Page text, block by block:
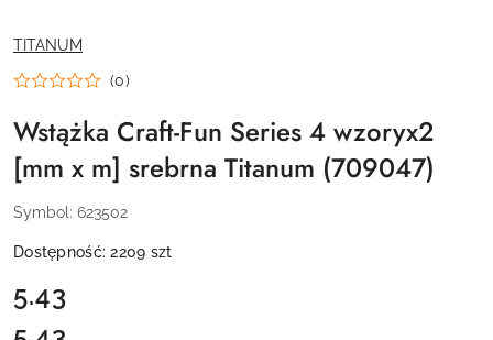
NAZWA
PRODUCENTA:
TITANUM
(0)
Wstążka Craft-Fun Series 4 wzoryx2
[mm x m] srebrna Titanum (709047)
Symbol: 623502
Dostępność:2209 szt
cena:
5.43
Cena: